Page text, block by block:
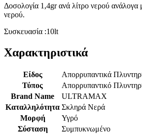
Δοσολογία 1,4gr ανά λίτρο νερού ανάλογα
νερού.
Συσκευασία :10lt
Χαρακτηριστικά
Είδος
Απορρυπαντικά
Τύπος
Απορρυπαντικό
Brand Name
ULTRAMAX
Καταλληλότητα Σκληρά Νερά
Μορφή
Υγρό
Σύσταση
Συμπυκνωμένο